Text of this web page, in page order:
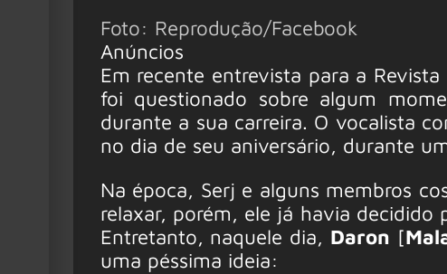
Foto: Reprodução/Facebook
Anúncios
Em recente entrevista para a Revista
foi questionado sobre algum
durante a sua carreira. O vocalista
no dia de seu aniversário, durante
Na época, Serj e alguns membros
relaxar, porém, ele já havia
Entretanto, naquele dia, Daron [
uma péssima ideia: